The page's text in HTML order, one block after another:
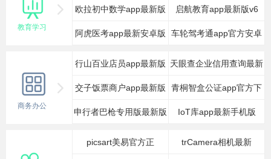
教育学习
欧拉初中数学app最新版 启航教育app最新版v6
阿虎医考app最新安卓版 车轮驾考通app官方安卓
商务办公
行山百业店员app最新版 天眼查企业信用查询最新
2
交子饭票商户app最新版 青桐智盒公证app官方下
申行者巴枪专用版最新版 IoT库app最新手机版
picsart美易官方正 trCamera相机最新